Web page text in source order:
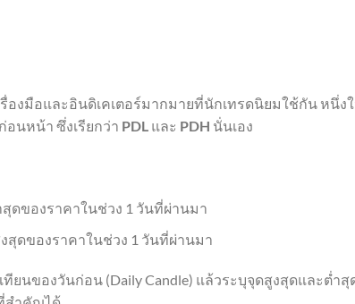
องมือและอินดิเคเตอร์มากมายที่นักเทรดนิยมใช้กัน หนึ่ง
นหน้า ซึ่งเรียกว่า PDL และ PDH นั่นเอง
ดของราคาในช่วง 1 วันที่ผ่านมา
สุดของราคาในช่วง 1 วันที่ผ่านมา
ยนของวันก่อน (Daily Candle) แล้วระบุจุดสูงสุดและต่ำสุ